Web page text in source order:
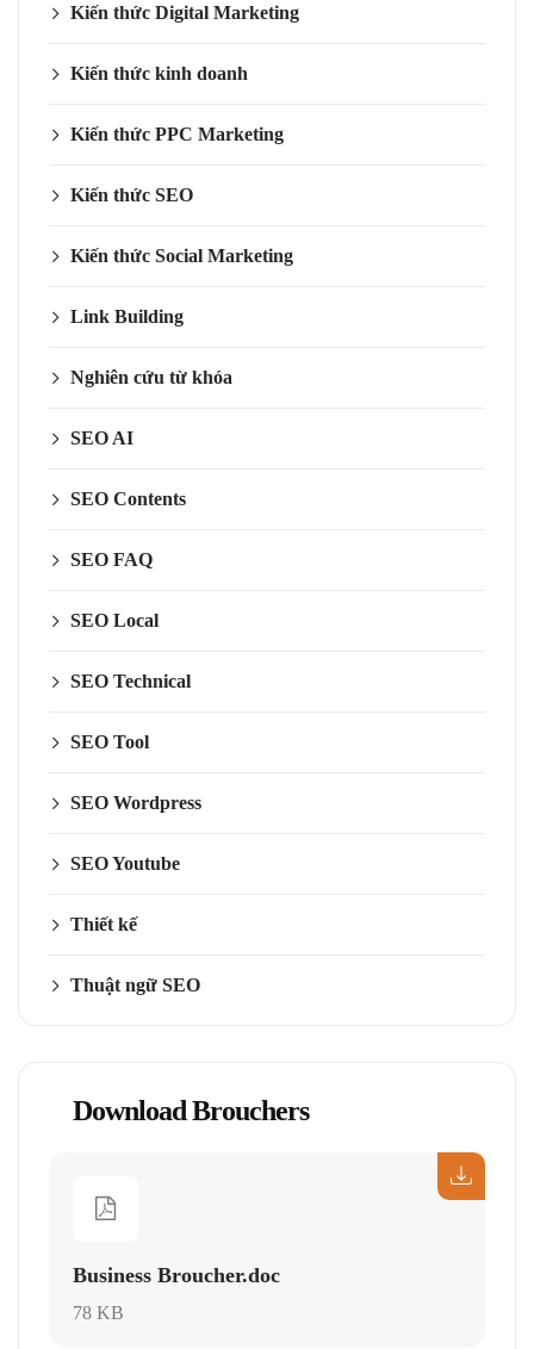
Kiến thức Digital Marketing
Kiến thức kinh doanh
Kiến thức PPC Marketing
Kiến thức SEO
Kiến thức Social Marketing
Link Building
Nghiên cứu từ khóa
SEO AI
SEO Contents
SEO FAQ
SEO Local
SEO Technical
SEO Tool
SEO Wordpress
SEO Youtube
Thiết kế
Thuật ngữ SEO
Download Brouchers
Business Broucher.doc
78 KB